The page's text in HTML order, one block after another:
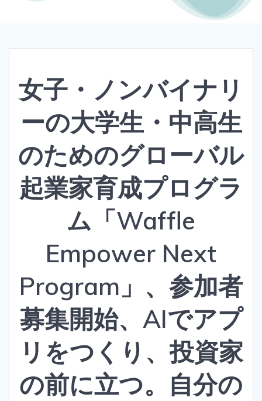
女子・ノンバイナリ
ーの大学生・中高生
のためのグローバル
起業家育成プログラ
ム「Waffle
Empower Next
Program」、参加者
募集開始、AIでアプ
リをつくり、投資家
の前に立つ。自分の